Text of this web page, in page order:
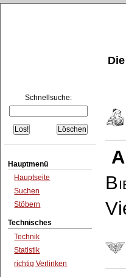
Schnellsuche:
Hauptmenü
Hauptseite
Suchen
Stöbern
Technisches
Technik
Statistik
richtig Verlinken